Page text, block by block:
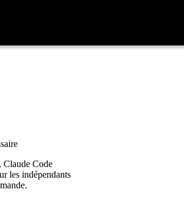
Code
les indépendants